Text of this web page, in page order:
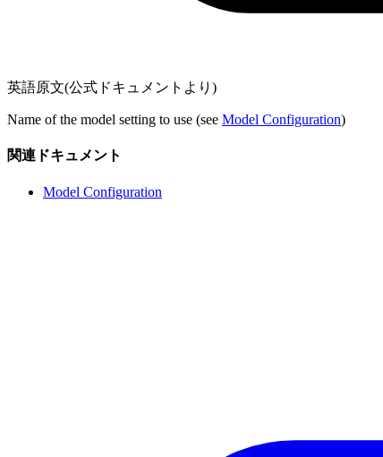
英語原文(公式ドキュメントより)
Name of the model setting to use (see Model Configuration)
関連ドキュメント
Model Configuration